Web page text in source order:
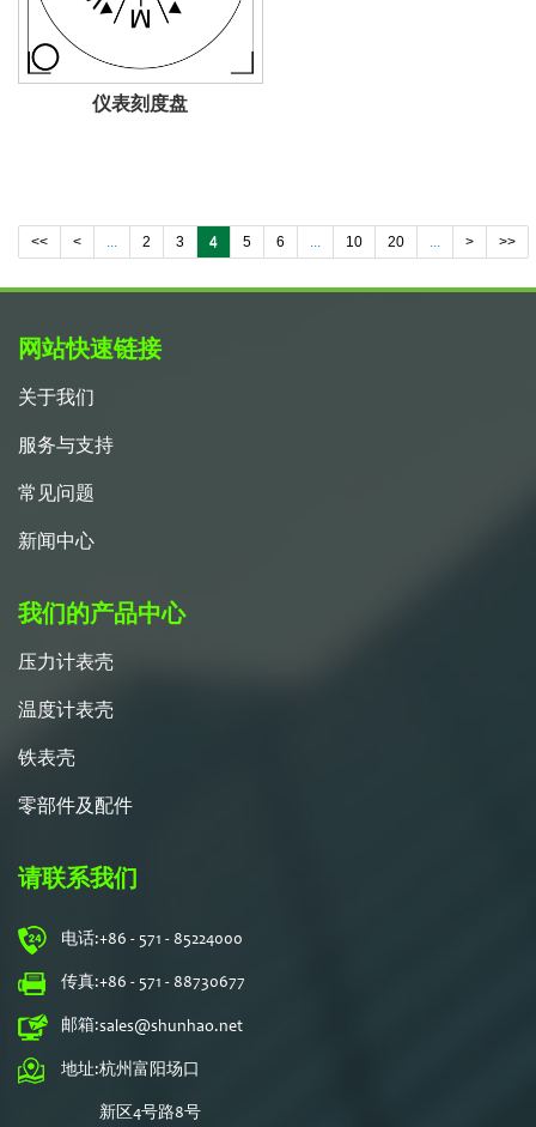
仪表刻度盘
<< < ... 2 3 4 5 6 ... 10 20 ... > >>
网站快速链接
关于我们
服务与支持
常见问题
新闻中心
我们的产品中心
压力计表壳
温度计表壳
铁表壳
零部件及配件
请联系我们
电话:+86 - 571 - 85224000
传真:+86 - 571 - 88730677
邮箱:sales@shunhao.net
地址:杭州富阳场口
新区4号路8号